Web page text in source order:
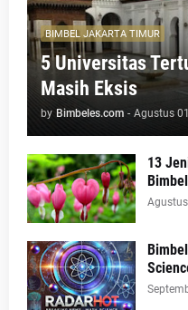
BIMBEL JAKARTA TIMUR
5 Universitas
Masih Eksis
by Bimbeles.com - Agustus
13